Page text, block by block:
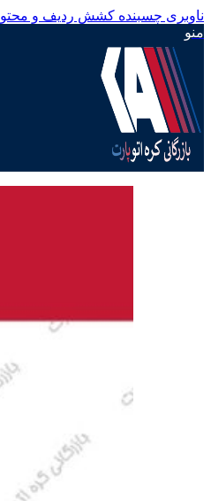
ناوبری چسبنده کشش ردیف و محتوا
منو